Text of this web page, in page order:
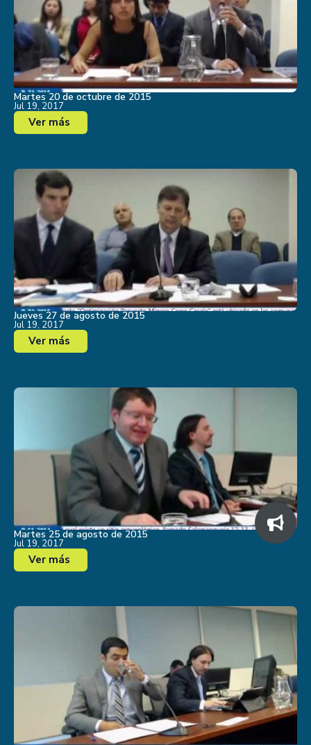
Martes 20 de octubre de 2015
Jul 19, 2017
Ver más
Jueves 27 de agosto de 2015
Jul 19, 2017
Ver más
Martes 25 de agosto de 2015
Jul 19, 2017
Ver más